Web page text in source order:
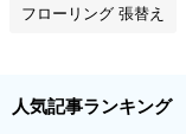
フローリング 張替え
人気記事ランキング